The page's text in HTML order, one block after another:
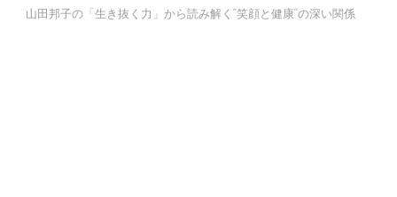
山田邦子の「生き抜く力」から読み解く”笑顔と健康”の深い関係